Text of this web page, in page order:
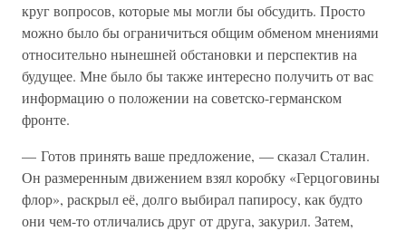
круг вопросов, которые мы могли бы обсудить. Просто
можно было бы ограничиться общим обменом мнениями
относительно нынешней обстановки и перспектив на
будущее. Мне было бы также интересно получить от вас
информацию о положении на советско-германском
фронте.
— Готов принять ваше предложение, — сказал Сталин.
Он размеренным движением взял коробку «Герцоговины
флор», раскрыл её, долго выбирал папиросу, как будто
они чем-то отличались друг от друга, закурил. Затем,